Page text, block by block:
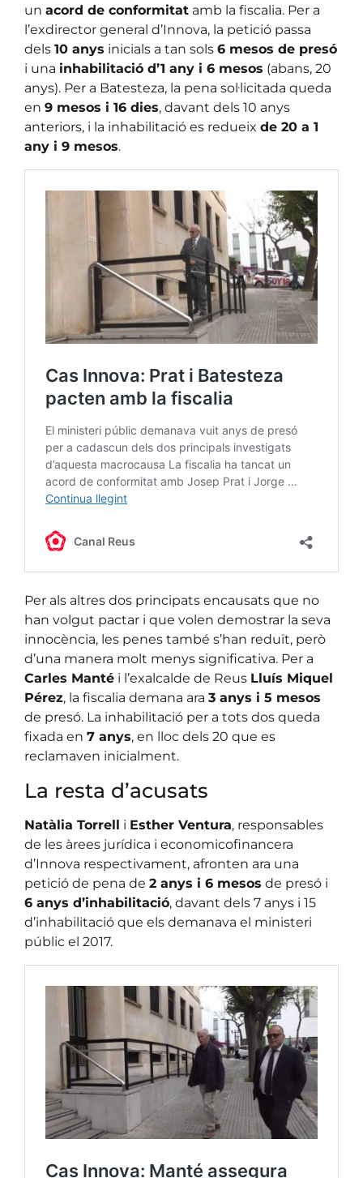
un acord de conformitat amb la fiscalia. Per a
l’exdirector general d’Innova, la petició passa
dels 10 anys inicials a tan sols 6 mesos de presó
i una inhabilitació d’1 any i 6 mesos (abans, 20
anys). Per a Batesteza, la pena sol·licitada queda
en 9 mesos i 16 dies, davant dels 10 anys
anteriors, i la inhabilitació es redueix de 20 a 1
any i 9 mesos.
Per als altres dos principats encausats que no
han volgut pactar i que volen demostrar la seva
innocència, les penes també s’han reduït, però
d’una manera molt menys significativa. Per a
Carles Manté i l’exalcalde de Reus Lluís Miquel
Pérez, la fiscalia demana ara 3 anys i 5 mesos
de presó. La inhabilitació per a tots dos queda
fixada en 7 anys, en lloc dels 20 que es
reclamaven inicialment.
La resta d’acusats
Natàlia Torrell i Esther Ventura, responsables
de les àrees jurídica i economicofinancera
d’Innova respectivament, afronten ara una
petició de pena de 2 anys i 6 mesos de presó i
6 anys d’inhabilitació, davant dels 7 anys i 15
d’inhabilitació que els demanava el ministeri
públic el 2017.